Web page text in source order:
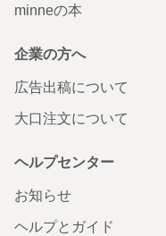
minneの本
企業の方へ
広告出稿について
大口注文について
ヘルプセンター
お知らせ
ヘルプとガイド